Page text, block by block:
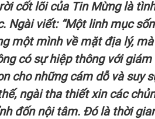
cốt lõi của Tin Mừng là
Ngài viết: “Một linh mục
một mình về mặt địa lý,
có sự hiệp thông với
cho những cám dỗ và suy
ngài tha thiết xin các
đốn nội tâm. Đó là thời